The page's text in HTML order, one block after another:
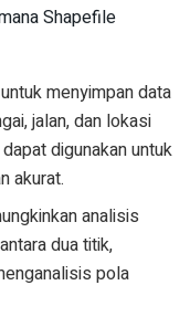
Shapefile
menyimpan data
jalan, dan lokasi
digunakan untuk
akurat.
analisis
dua titik,
pola